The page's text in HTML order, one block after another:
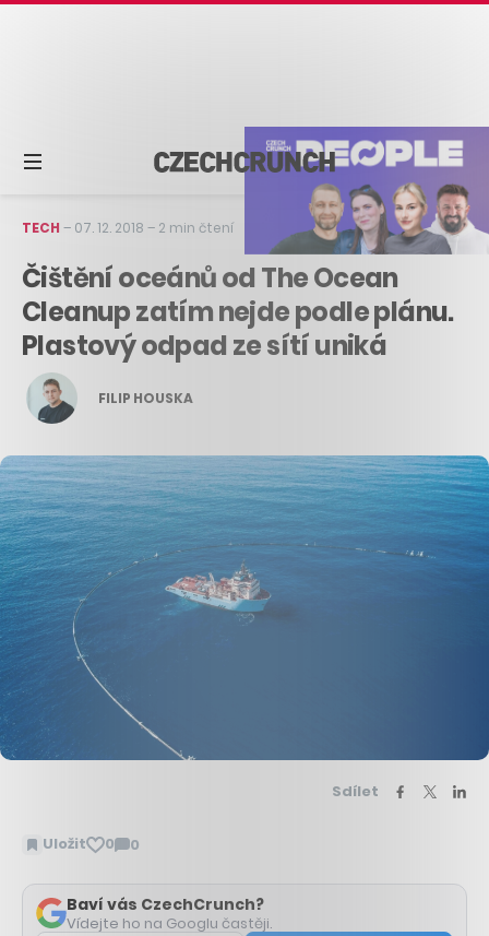
TECH – 07. 12. 2018 – 2 min čtení
Čištění oceánů od The Ocean
Cleanup zatím nejde podle plánu.
Plastový odpad ze sítí uniká
FILIP HOUSKA
Sdílet
Uložit 0 0
Zobrazit
Baví vás CzechCrunch?
Vídejte ho na Googlu častěji.